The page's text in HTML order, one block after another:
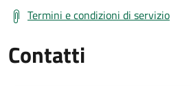
Termini e condizioni di servizio
Contatti